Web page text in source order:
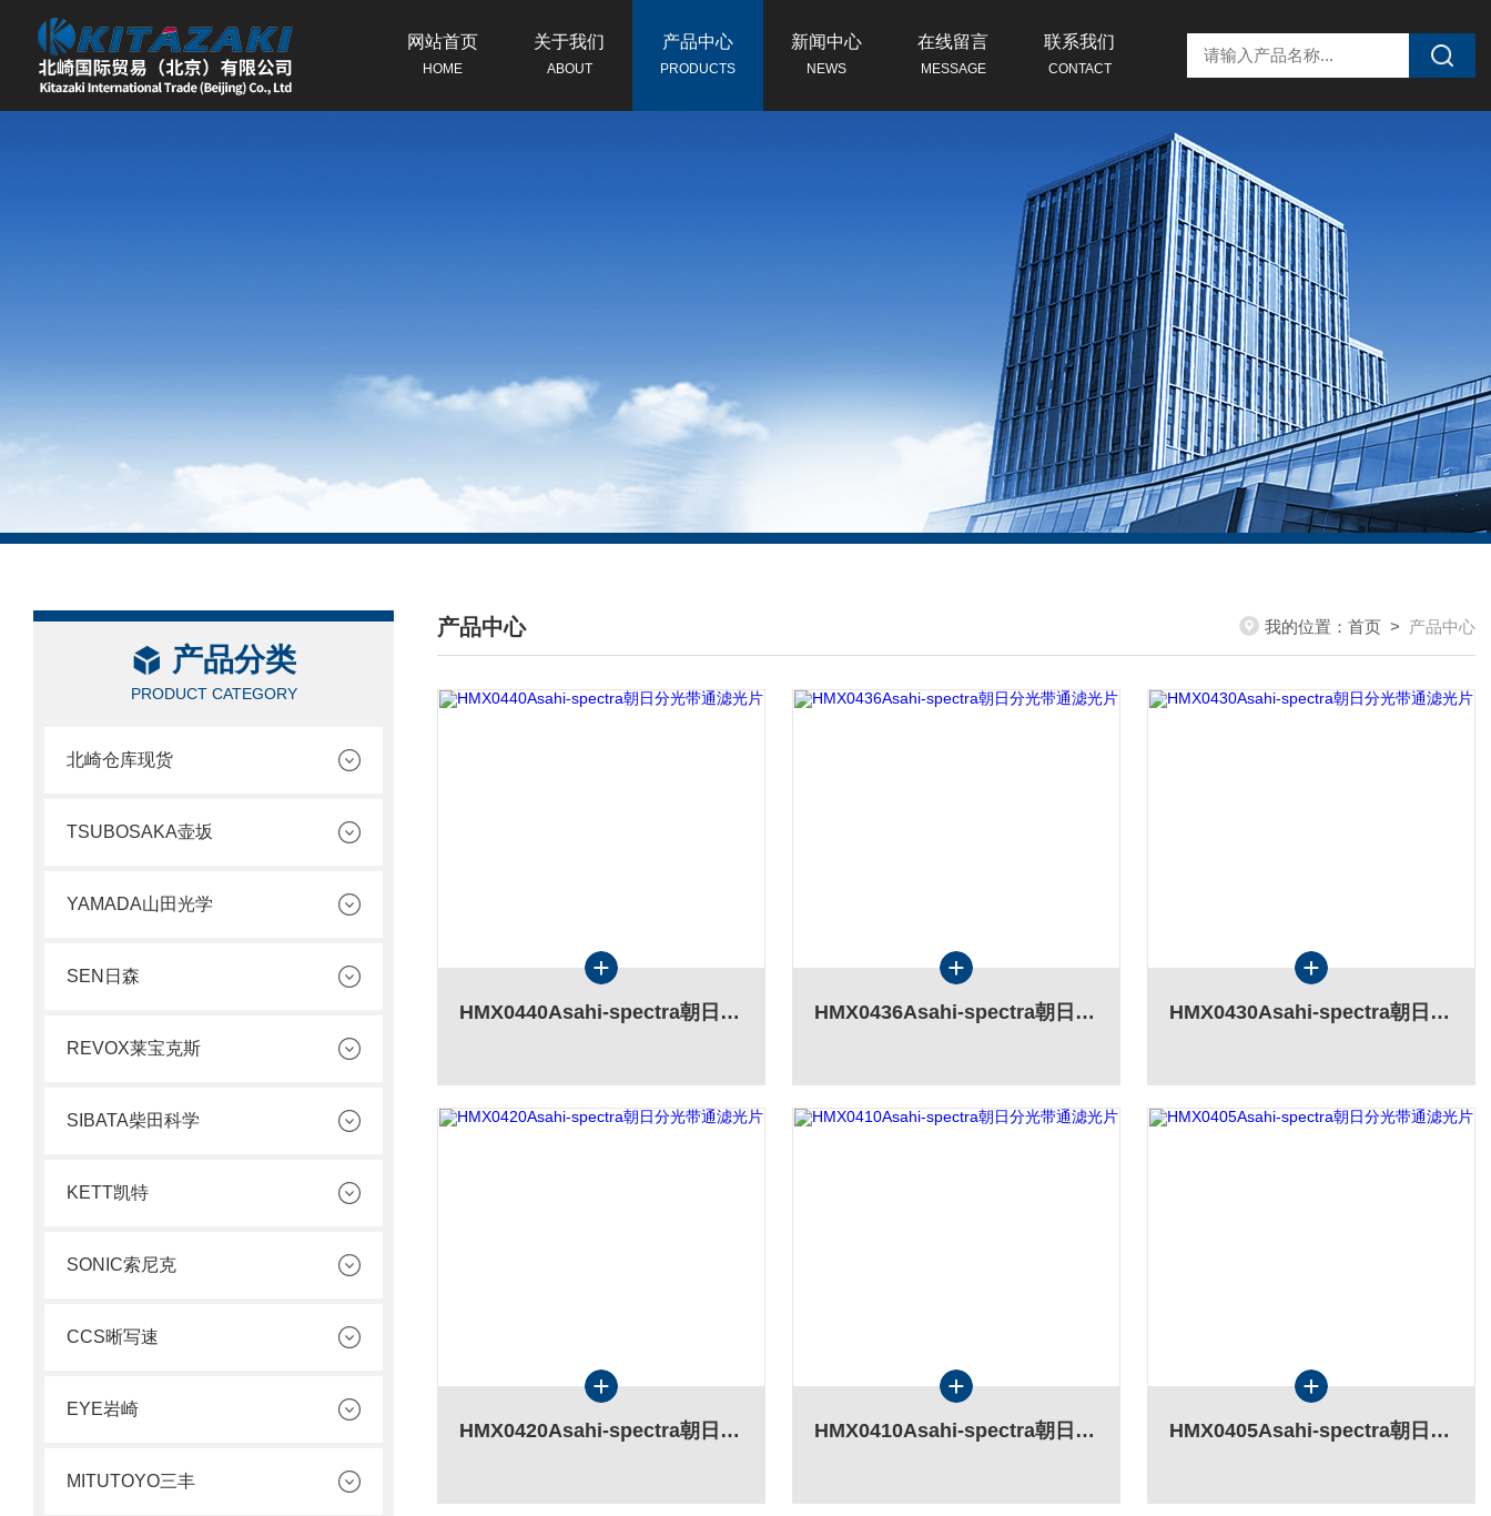
网站首页
HOME
关于我们
ABOUT
产品中心
PRODUCTS
新闻中心
NEWS
在线留言
MESSAGE
联系我们
CONTACT
产品分类
PRODUCT CATEGORY
北崎仓库现货
TSUBOSAKA壶坂
YAMADA山田光学
SEN日森
REVOX莱宝克斯
SIBATA柴田科学
KETT凯特
SONIC索尼克
CCS晰写速
EYE岩崎
MITUTOYO三丰
产品中心
/ PRODUCTS CENTER
我的位置： 首页 > 产品中心
HMX0440Asahi-spectra朝日分光带通滤光片 HMX0436Asahi-spectra朝日分光带通滤光片 HMX0430Asahi-spectra朝日分光带通滤光片
HMX0420Asahi-spectra朝日分光带通滤光片 HMX0410Asahi-spectra朝日分光带通滤光片 HMX0405Asahi-spectra朝日分光带通滤光片